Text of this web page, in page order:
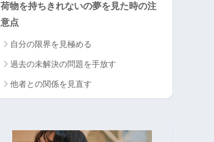
荷物を持ちきれないの夢を見た時の注
意点
自分の限界を見極める
過去の未解決の問題を手放す
他者との関係を見直す